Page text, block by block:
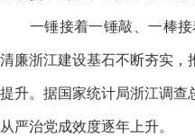
一锤接着一锤敲、一棒接着
清廉浙江建设基石不断夯实，
提升。据国家统计局浙江调查
从严治党成效度逐年上升。